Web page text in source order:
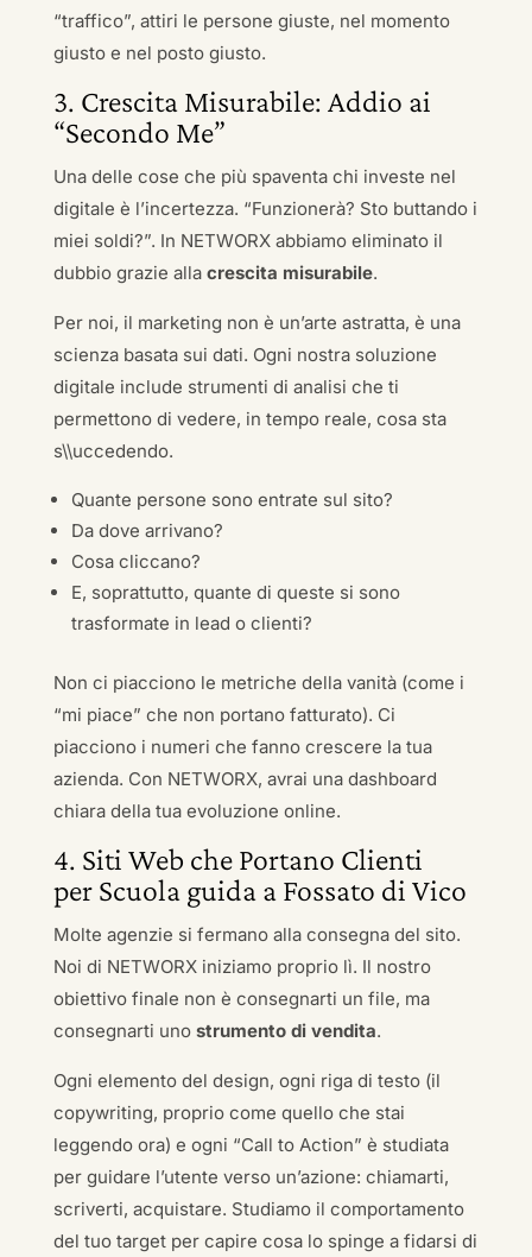
“traffico”, attiri le persone giuste, nel momento
giusto e nel posto giusto.
3. Crescita Misurabile: Addio ai
“Secondo Me”
Una delle cose che più spaventa chi investe nel
digitale è l’incertezza. “Funzionerà? Sto buttando i
miei soldi?”. In NETWORX abbiamo eliminato il
dubbio grazie alla crescita misurabile.
Per noi, il marketing non è un’arte astratta, è una
scienza basata sui dati. Ogni nostra soluzione
digitale include strumenti di analisi che ti
permettono di vedere, in tempo reale, cosa sta
s\\uccedendo.
Quante persone sono entrate sul sito?
Da dove arrivano?
Cosa cliccano?
E, soprattutto, quante di queste si sono
trasformate in lead o clienti?
Non ci piacciono le metriche della vanità (come i
“mi piace” che non portano fatturato). Ci
piacciono i numeri che fanno crescere la tua
azienda. Con NETWORX, avrai una dashboard
chiara della tua evoluzione online.
4. Siti Web che Portano Clienti
per Scuola guida a Fossato di Vico
Molte agenzie si fermano alla consegna del sito.
Noi di NETWORX iniziamo proprio lì. Il nostro
obiettivo finale non è consegnarti un file, ma
consegnarti uno strumento di vendita.
Ogni elemento del design, ogni riga di testo (il
copywriting, proprio come quello che stai
leggendo ora) e ogni “Call to Action” è studiata
per guidare l’utente verso un’azione: chiamarti,
scriverti, acquistare. Studiamo il comportamento
del tuo target per capire cosa lo spinge a fidarsi di